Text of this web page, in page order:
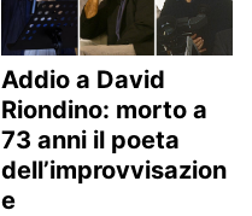
Addio a David
Riondino: morto a
73 anni il poeta
dell’improvvisazion
e